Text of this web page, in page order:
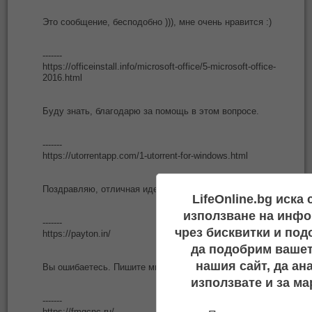
Это сообщение, бесподобно ))), мне очень нравится :)
-------
https://officeinstall.info/microsoft-office/5-microsoft-office-
2016.html
Буду знать, благодарю за помощь в этом вопросе.
-------
https://utorrentapp.com/1-utorrent-for-windows.html
Поздравляю, отличная идея и своевременно
-------
https://payton.in/
Вы ошибаетесь. Пишите мне в PM.
-------
LifeOnline.bg иска
използване на
чрез бисквитки и
да подобрим
нашия сайт, да
използвате и за